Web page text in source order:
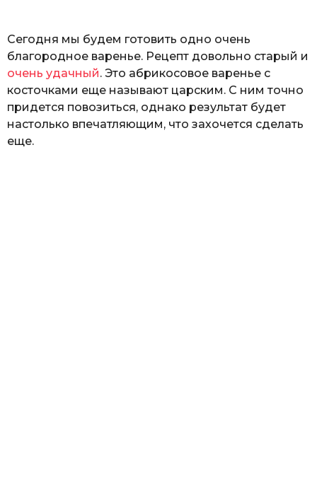
Сегодня мы будем готовить одно очень
благородное варенье. Рецепт довольно старый и
очень удачный. Это абрикосовое варенье с
косточками еще называют царским. С ним точно
придется повозиться, однако результат будет
настолько впечатляющим, что захочется сделать
еще.